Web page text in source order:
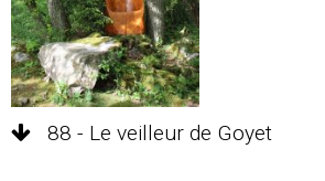
88 - Le veilleur de Goyet